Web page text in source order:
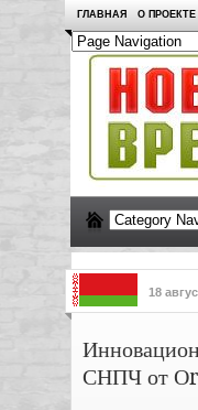
ГЛАВНАЯ О ПРОЕКТЕ
18
СНПЧ от